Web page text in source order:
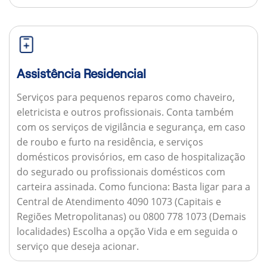
Assistência Residencial
Serviços para pequenos reparos como chaveiro,
eletricista e outros profissionais. Conta também
com os serviços de vigilância e segurança, em caso
de roubo e furto na residência, e serviços
domésticos provisórios, em caso de hospitalização
do segurado ou profissionais domésticos com
carteira assinada. Como funciona: Basta ligar para a
Central de Atendimento 4090 1073 (Capitais e
Regiões Metropolitanas) ou 0800 778 1073 (Demais
localidades) Escolha a opção Vida e em seguida o
serviço que deseja acionar.